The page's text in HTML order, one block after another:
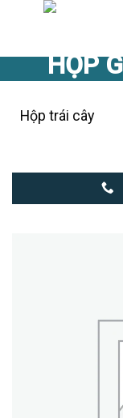
Hộp trái cây